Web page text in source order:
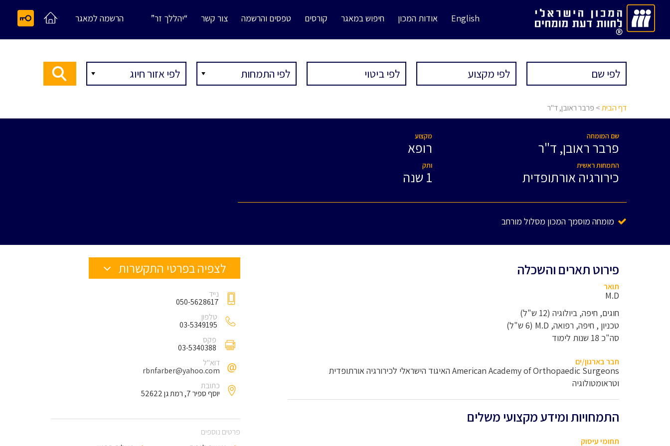
English אודות המכון חיפוש במאגר קורסים טפסים והרשמה צור קשר “יהללך זר” הרשמה למאגר
דף הבית> פרבר ראובן, ד"ר
שם המומחה
פרבר ראובן, ד"ר
התמחות ראשית
כירורגיה אורתופדית
מקצוע
רופא
ותק
1 שנה
מומחה מוסמך המכון מסלול מורחב
פירוט תארים והשכלה
תואר
M.D
חוגים, חיפה, ביולוגיה (12 ש"ל)
טכניון , חיפה, רפואה, M.D (6 ש"ל)
סה"כ 18 שנות לימוד
חבר בארגון/ים
American Academy of Orthopaedic Surgeons האיגוד הישראלי לכירורגיה אורתופדית
וטראומטולוגיה
התמחויות ומידע מקצועי משלים
תחומי עיסוק
לצפיה בפרטי התקשרות
נייד
050-5628617
טלפון
03-5349195
פקס
03-5340388
דוא"ל
rbnfarber@yahoo.com
כתובת
יוסף ספיר 7, רמת גן 52622
פרטים נוספים